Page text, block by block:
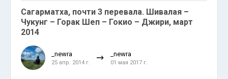
Сагарматха, почти 3 перевала. Шивалая –
Чукунг – Горак Шеп – Гокио – Джири, март
2014
_newra
25 апр. 2014 г.
_newra
01 мая 2017 г.